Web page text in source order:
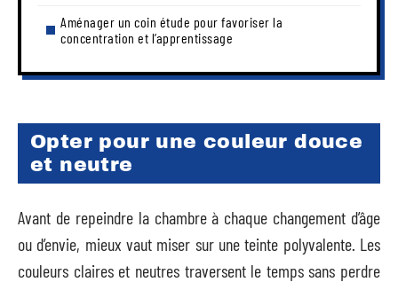
Aménager un coin étude pour favoriser la
concentration et l’apprentissage
Opter pour une couleur douce
et neutre
Avant de repeindre la chambre à chaque changement d’âge
ou d’envie, mieux vaut miser sur une teinte polyvalente. Les
couleurs claires et neutres traversent le temps sans perdre